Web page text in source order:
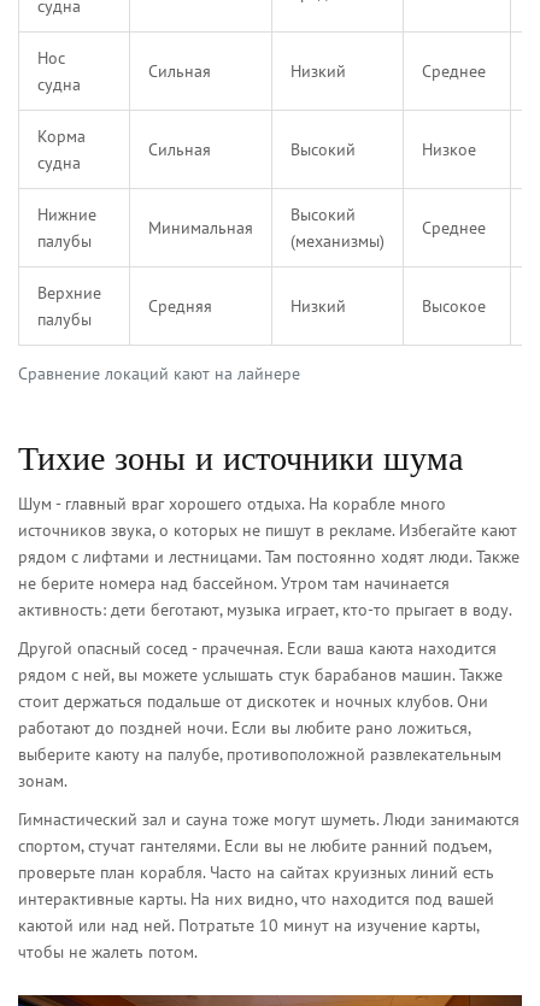
Сравнение локаций кают на лайнере
судна
Нос
судна
Сильная Низкий Среднее
Корма
судна
Сильная Высокий Низкое
Нижние
палубы
Минимальная
Высокий
(механизмы)
Среднее
Верхние
палубы
Средняя Низкий Высокое
Тихие зоны и источники шума
Шум - главный враг хорошего отдыха. На корабле много
источников звука, о которых не пишут в рекламе. Избегайте кают
рядом с лифтами и лестницами. Там постоянно ходят люди. Также
не берите номера над бассейном. Утром там начинается
активность: дети беготают, музыка играет, кто-то прыгает в воду.
Другой опасный сосед - прачечная. Если ваша каюта находится
рядом с ней, вы можете услышать стук барабанов машин. Также
стоит держаться подальше от дискотек и ночных клубов. Они
работают до поздней ночи. Если вы любите рано ложиться,
выберите каюту на палубе, противоположной развлекательным
зонам.
Гимнастический зал и сауна тоже могут шуметь. Люди занимаются
спортом, стучат гантелями. Если вы не любите ранний подъем,
проверьте план корабля. Часто на сайтах круизных линий есть
интерактивные карты. На них видно, что находится под вашей
каютой или над ней. Потратьте 10 минут на изучение карты,
чтобы не жалеть потом.